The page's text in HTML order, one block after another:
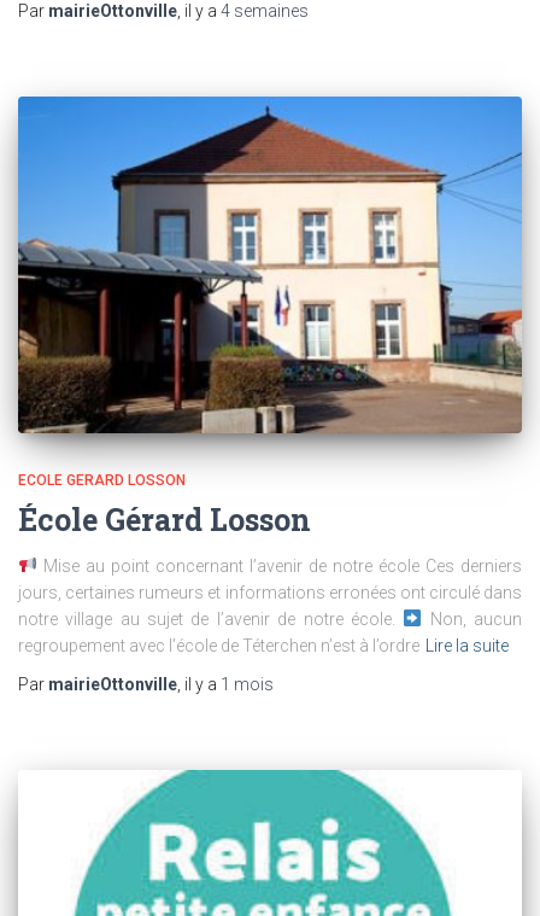
Par mairieOttonville, il y a 4 semaines
ECOLE GERARD LOSSON
École Gérard Losson
Mise au point concernant l’avenir de notre école Ces derniers
jours, certaines rumeurs et informations erronées ont circulé dans
notre village au sujet de l’avenir de notre école.
Non, aucun
regroupement avec l’école de Téterchen n’est à l’ordre
Lire la suite
Par mairieOttonville , il y a 1 mois